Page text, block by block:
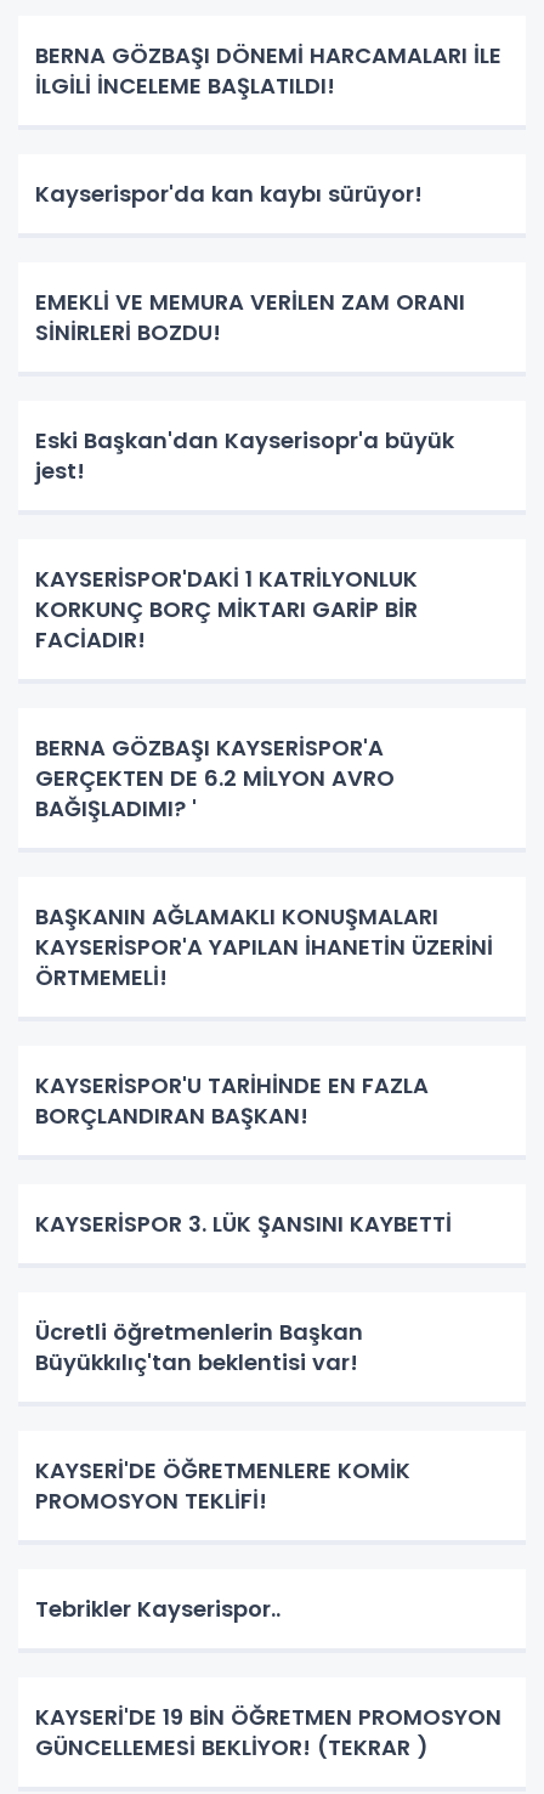
BERNA GÖZBAŞI DÖNEMİ HARCAMALARI İLE
İLGİLİ İNCELEME BAŞLATILDI!
Kayserispor'da kan kaybı sürüyor!
EMEKLİ VE MEMURA VERİLEN ZAM ORANI
SİNİRLERİ BOZDU!
Eski Başkan'dan Kayserisopr'a büyük
jest!
KAYSERİSPOR'DAKİ 1 KATRİLYONLUK
KORKUNÇ BORÇ MİKTARI GARİP BİR
FACİADIR!
BERNA GÖZBAŞI KAYSERİSPOR'A
GERÇEKTEN DE 6.2 MİLYON AVRO
BAĞIŞLADIMI? '
BAŞKANIN AĞLAMAKLI KONUŞMALARI
KAYSERİSPOR'A YAPILAN İHANETİN ÜZERİNİ
ÖRTMEMELİ!
KAYSERİSPOR'U TARİHİNDE EN FAZLA
BORÇLANDIRAN BAŞKAN!
KAYSERİSPOR 3. LÜK ŞANSINI KAYBETTİ
Ücretli öğretmenlerin Başkan
Büyükkılıç'tan beklentisi var!
KAYSERİ'DE ÖĞRETMENLERE KOMİK
PROMOSYON TEKLİFİ!
Tebrikler Kayserispor..
KAYSERİ'DE 19 BİN ÖĞRETMEN PROMOSYON
GÜNCELLEMESİ BEKLİYOR! (TEKRAR )